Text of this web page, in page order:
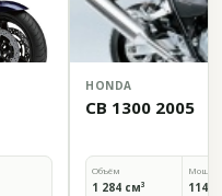
HONDA
CB 1300 2005
Объём
1 284 см³ 114